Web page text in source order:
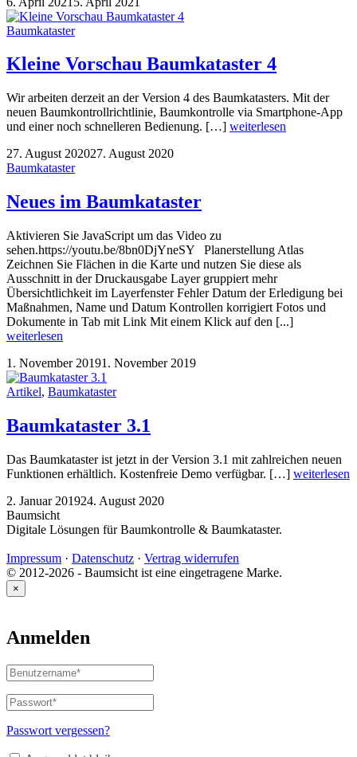
Baumkataster
Kleine Vorschau Baumkataster 4
Wir arbeiten derzeit an der Version 4 des Baumkatasters. Mit der
neuen Baumkontrollrichtlinie, Baumkontrolle via Smartphone-App
und einer noch schnelleren Bedienung. […] weiterlesen
27. August 202027. August 2020
Baumkataster
Neues im Baumkataster
Aktivieren Sie JavaScript um das Video zu
sehen.https://youtu.be/8bn0DjYneSY Planerstellung Atlas
Zeichnen Sie Flächen in die Karte und nutzen Sie diese als
Ausschnitt in der Druckausgabe Layer gruppiert mehr
Übersichtlichkeit im Layerfenster Fehler Datum der Erledigung bei
Maßnahmen, Name und Datum Kontrollen korrigiert Fotos und
Dokumente in Tab mit Link Mit einem Klick auf den [...]
weiterlesen
1. November 20191. November 2019
Artikel, Baumkataster
Baumkataster 3.1
Das Baumkataster ist jetzt in der Version 3.1 mit zahlreichen neuen
Funktionen erhältlich. Kostenfreie Demo verfügbar. […] weiterlesen
2. Januar 201924. August 2020
Baumsicht
Digitale Lösungen für Baumkontrolle & Baumkataster.
Impressum · Datenschutz · Vertrag widerrufen
© 2012-2026 - Baumsicht ist eine eingetragene Marke.
×
Anmelden
Benutzername
oder
E-
Mail-
Adresse*
Passwort*
Erforderlich
Passwort vergessen?